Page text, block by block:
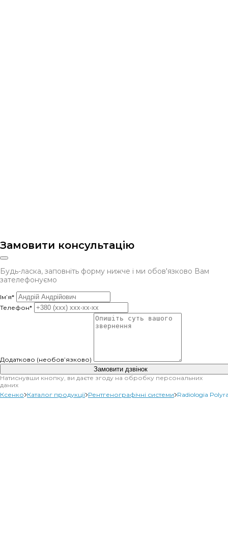
Замовити консультацію
Будь-ласка, заповніть форму нижче і ми обов'язково Вам
зателефонуємо
Ім’я*
Телефон*
Додатково (необов’язково)
Замовити дзвінок
Натиснувши кнопку, ви даєте згоду на обробку персональних
даних
Ксенко Каталог продукції Рентгенографічні системи Radiologia